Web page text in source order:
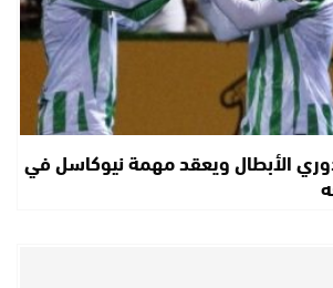
الأبطال ويعقد مهمة نيوكاسل في